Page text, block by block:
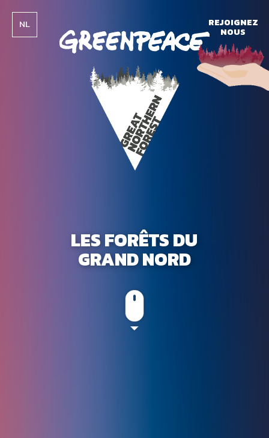
NL
LES FORÊTS DU
GRAND NORD
REJOIGNEZ
NOUS